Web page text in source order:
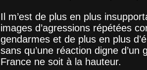
Il m’est de plus en plus
images d’agressions répétées
gendarmes et de plus en plus
sans qu’une réaction digne d’un
France ne soit à la hauteur.